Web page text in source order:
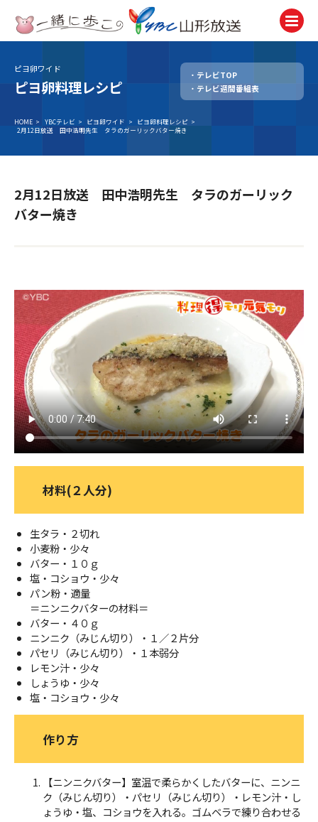
テレビ
TV
ラジオ
Radio
試写会・プレゼント
Present
ＹＢＣオンデマンド
やまがた情熱市場
ピヨ卵ワイド
ピヨ卵料理レシピ
テレビTOP
テレビ週間番組表
HOME > YBCテレビ > ピヨ卵ワイド > ピヨ卵料理レシピ >
2月12日放送 田中浩明先生 タラのガーリックバター焼き
2月12日放送 田中浩明先生 タラのガーリック
バター焼き
材料(２人分)
生タラ・２切れ
小麦粉・少々
バター・１０ｇ
塩・コショウ・少々
パン粉・適量
＝ニンニクバターの材料＝
バター・４０ｇ
ニンニク（みじん切り）・１／２片分
パセリ（みじん切り）・１本弱分
レモン汁・少々
しょうゆ・少々
塩・コショウ・少々
作り方
【ニンニクバター】室温で柔らかくしたバターに、ニンニ
ク（みじん切り）・パセリ（みじん切り）・レモン汁・し
ょうゆ・塩、コショウを入れる。ゴムベラで練り合わせる